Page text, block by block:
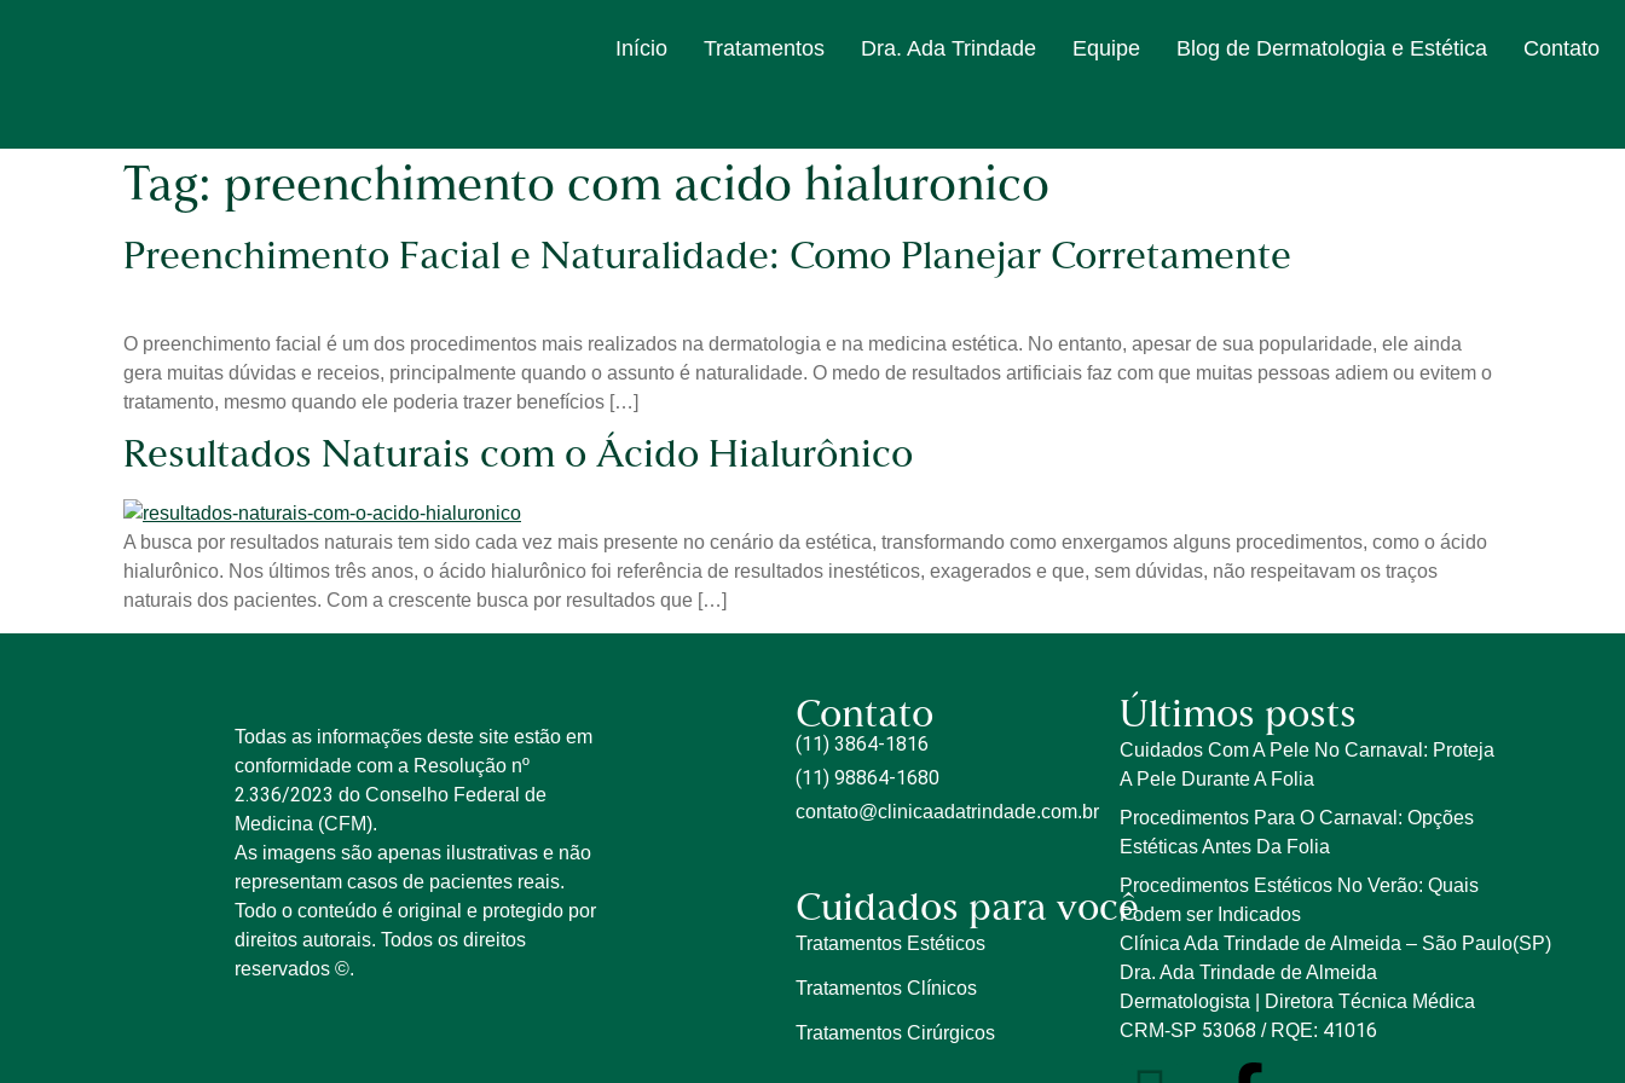
Início Tratamentos Dra. Ada Trindade Equipe Blog de Dermatologia e Estética Contato
Tag: preenchimento com acido hialuronico
Preenchimento Facial e Naturalidade: Como Planejar Corretamente
O preenchimento facial é um dos procedimentos mais realizados na dermatologia e na medicina estética. No entanto, apesar de sua popularidade, ele ainda
gera muitas dúvidas e receios, principalmente quando o assunto é naturalidade. O medo de resultados artificiais faz com que muitas pessoas adiem ou evitem o
tratamento, mesmo quando ele poderia trazer benefícios […]
Resultados Naturais com o Ácido Hialurônico
A busca por resultados naturais tem sido cada vez mais presente no cenário da estética, transformando como enxergamos alguns procedimentos, como o ácido
hialurônico. Nos últimos três anos, o ácido hialurônico foi referência de resultados inestéticos, exagerados e que, sem dúvidas, não respeitavam os traços
naturais dos pacientes. Com a crescente busca por resultados que […]
Todas as informações deste site estão em
conformidade com a Resolução nº
2.336/2023 do Conselho Federal de
Medicina (CFM).
As imagens são apenas ilustrativas e não
representam casos de pacientes reais.
Todo o conteúdo é original e protegido por
direitos autorais. Todos os direitos
reservados ©.
Contato
(11) 3864-1816
(11) 98864-1680
contato@clinicaadatrindade.com.br
Cuidados para você
Tratamentos Estéticos
Tratamentos Clínicos
Tratamentos Cirúrgicos
Últimos posts
Cuidados Com A Pele No Carnaval: Proteja
A Pele Durante A Folia
Procedimentos Para O Carnaval: Opções
Estéticas Antes Da Folia
Procedimentos Estéticos No Verão: Quais
Podem ser Indicados
Clínica Ada Trindade de Almeida – São Paulo(SP)
Dra. Ada Trindade de Almeida
Dermatologista | Diretora Técnica Médica
CRM-SP 53068/ RQE: 41016